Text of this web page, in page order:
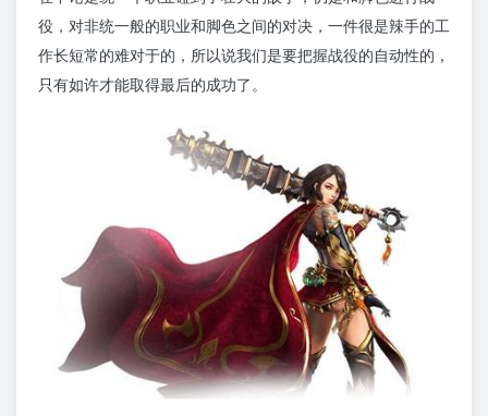
役，对非统一般的职业和脚色之间的对决，一件很是辣手的工
作长短常的难对于的，所以说我们是要把握战役的自动性的，
只有如许才能取得最后的成功了。